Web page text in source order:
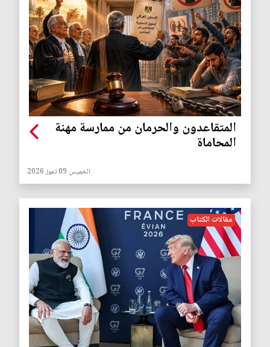
المتقاعدون والحرمان من ممارسة مهنة
المحاماة
الخميس 09 تموز 2026
مقالات الكتاب